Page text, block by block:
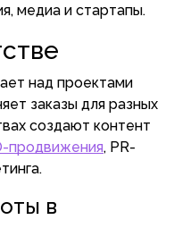
медиа и стартапы.
над проектами
заказы для разных
создают контент
продвижения, PR-
в